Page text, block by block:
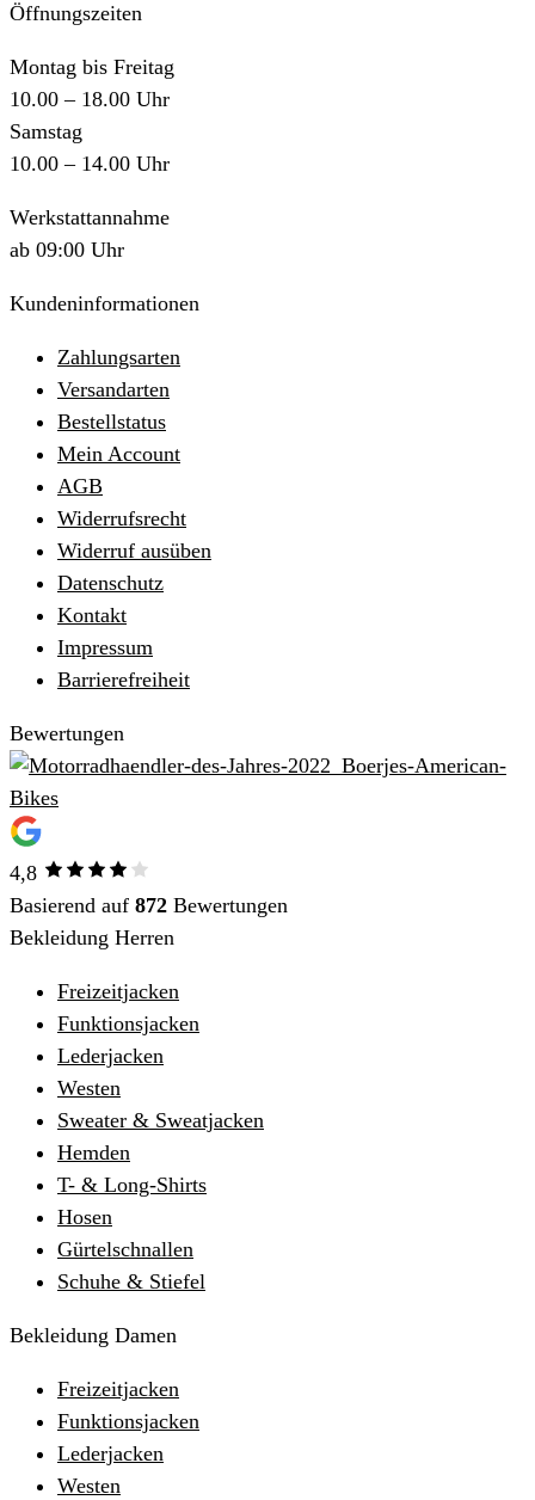
Öffnungszeiten
Montag bis Freitag
10.00 – 18.00 Uhr
Samstag
10.00 – 14.00 Uhr
Werkstattannahme
ab 09:00 Uhr
Kundeninformationen
Zahlungsarten
Versandarten
Bestellstatus
Mein Account
AGB
Widerrufsrecht
Widerruf ausüben
Datenschutz
Kontakt
Impressum
Barrierefreiheit
Bewertungen
4,8
Basierend auf 872 Bewertungen
Bekleidung Herren
Freizeitjacken
Funktionsjacken
Lederjacken
Westen
Sweater & Sweatjacken
Hemden
T- & Long-Shirts
Hosen
Gürtelschnallen
Schuhe & Stiefel
Bekleidung Damen
Freizeitjacken
Funktionsjacken
Lederjacken
Westen